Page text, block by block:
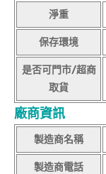
淨重
保存環境
是否可門市/超商
取貨
廠商資訊
製造商名稱
製造商電話